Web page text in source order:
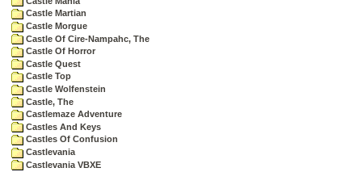
Castle Martian
Castle Morgue
Castle Of Cire-Nampahc, The
Castle Of Horror
Castle Quest
Castle Top
Castle Wolfenstein
Castle, The
Castlemaze Adventure
Castles And Keys
Castles Of Confusion
Castlevania
Castlevania VBXE